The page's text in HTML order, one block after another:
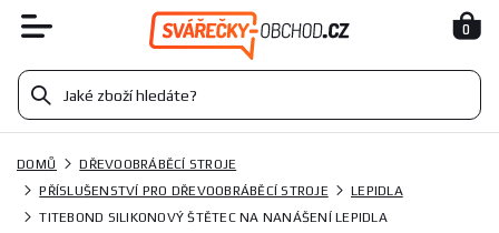
0
DOMŮ
DŘEVOOBRÁBĚCÍ STROJE
PŘÍSLUŠENSTVÍ PRO DŘEVOOBRÁBĚCÍ STROJE
LEPIDLA
TITEBOND SILIKONOVÝ ŠTĚTEC NA NANÁŠENÍ LEPIDLA